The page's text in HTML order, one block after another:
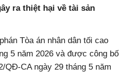
ra thiệt hại về tài sản
Tòa án nhân dân tối cao
5 năm 2026 và được công bố
QĐ-CA ngày 29 tháng 5 năm